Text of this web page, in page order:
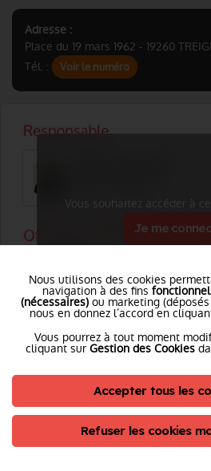
Adresse :
Place du 19 mars 1962 - 19260
Tél. :
Voir le numéro
Vous souhaitez accéder à
Je me
CPI UZERCHE
Adresse :
Rue du champ de foire - 19140
Nous utilisons des cookies
navigation à des fins
(nécessaires) ou marketing
nous en donnez l’accord en
Vous pourrez à tout moment
cliquant sur Gestion des Cookies
Accepter tous les
Refuser les cookies